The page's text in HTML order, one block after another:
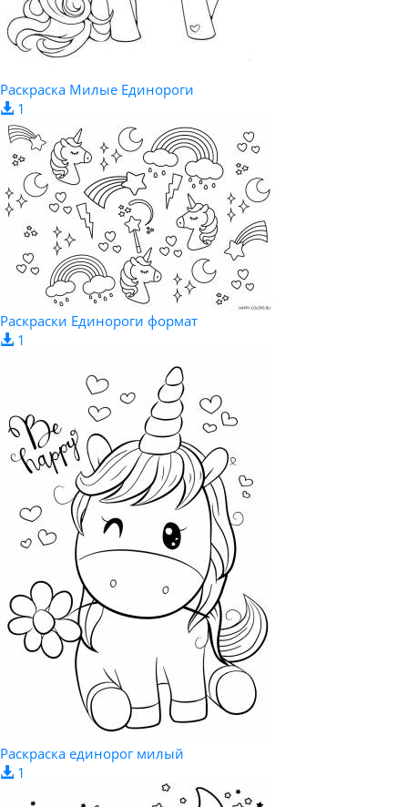
Раскраска Милые Единороги
1
Раскраски Единороги формат
1
Раскраска единорог милый
1